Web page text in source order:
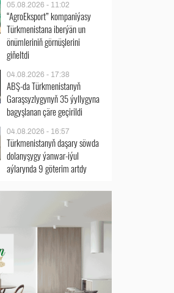
05.08.2026 - 11:02
“AgroEksport” kompaniýasy
Türkmenistana iberýän un
önümleriniň görnüşlerini
giňeltdi
04.08.2026 - 17:38
ABŞ-da Türkmenistanyň
Garaşsyzlygynyň 35 ýyllygyna
bagyşlanan çäre geçirildi
04.08.2026 - 16:57
Türkmenistanyň daşary söwda
dolanyşygy ýanwar-iýul
aýlarynda 9 göterim artdy